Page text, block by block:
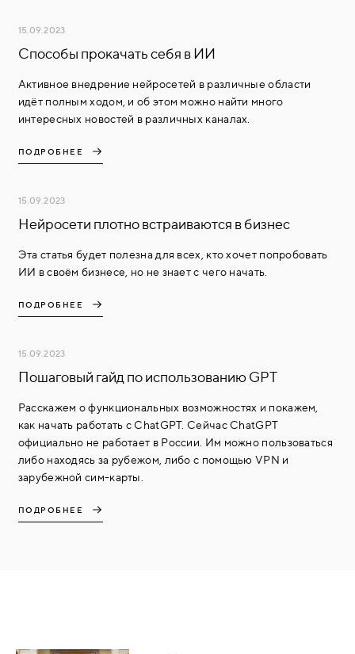
15.09.2023
Способы прокачать себя в ИИ
Активное внедрение нейросетей в различные области
идёт полным ходом, и об этом можно найти много
интересных новостей в различных каналах.
ПОДРОБНЕЕ
15.09.2023
Нейросети плотно встраиваются в бизнес
Эта статья будет полезна для всех, кто хочет попробовать
ИИ в своём бизнесе, но не знает с чего начать.
ПОДРОБНЕЕ
15.09.2023
Пошаговый гайд по использованию GPT
Расскажем о функциональных возможностях и покажем,
как начать работать с ChatGPT. Сейчас ChatGPT
официально не работает в России. Им можно пользоваться
либо находясь за рубежом, либо с помощью VPN и
зарубежной сим-карты.
ПОДРОБНЕЕ